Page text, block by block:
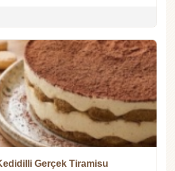
Gerçek Tiramisu